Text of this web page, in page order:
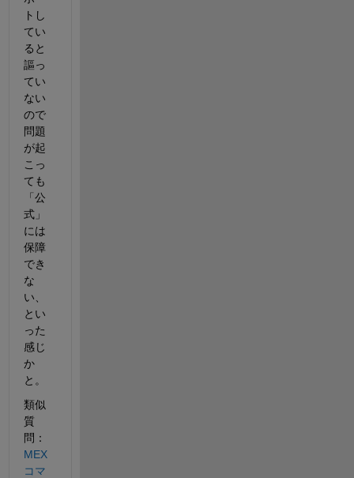
トし
てい
ると
謳っ
てい
ない
ので
問題
が起
こっ
ても
「公
式」
には
保障
でき
な
い、
とい
った
感じ
か
と。
類似
質
問：
MEX
コマ